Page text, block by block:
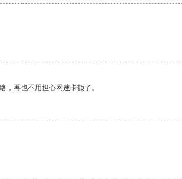
再也不用担心网速卡顿了。